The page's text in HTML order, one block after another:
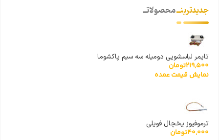
جدیدترینــمحصولاتــ
تایمر لباسشویی دومیله سه سیم پاکشوما
219,500تومان
نمایش قیمت عمده
ترموفیوز یخچال فویلی
40,000تومان